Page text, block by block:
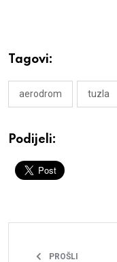
Tagovi:
aerodrom tuzla
Podijeli:
PROŠLI